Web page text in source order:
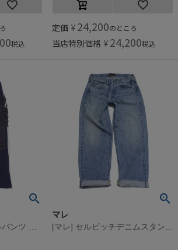
税込
定価 ¥ 24,200のところ
当店特別価格 ¥ 24,200税込
マレ